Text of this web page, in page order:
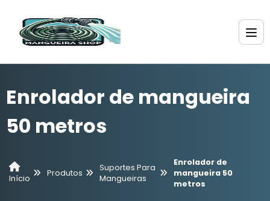
Enrolador de mangueira
50 metros
Início
Produtos
Suportes Para
Mangueiras
Enrolador de
mangueira 50
metros